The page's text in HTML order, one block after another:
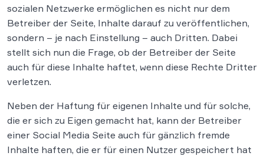
sozialen Netzwerke ermöglichen es nicht nur dem
Betreiber der Seite, Inhalte darauf zu veröffentlichen,
sondern – je nach Einstellung – auch Dritten. Dabei
stellt sich nun die Frage, ob der Betreiber der Seite
auch für diese Inhalte haftet, wenn diese Rechte Dritter
verletzen.
Neben der Haftung für eigenen Inhalte und für solche,
die er sich zu Eigen gemacht hat, kann der Betreiber
einer Social Media Seite auch für gänzlich fremde
Inhalte haften, die er für einen Nutzer gespeichert hat